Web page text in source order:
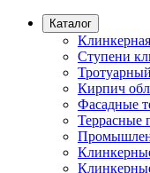
Каталог
Ступени
Кирпич
Фасадные
Террасные